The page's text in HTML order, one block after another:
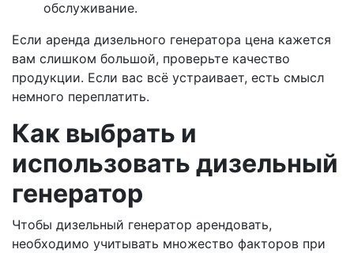
обслуживание.
Если аренда дизельного генератора цена кажется
вам слишком большой, проверьте качество
продукции. Если вас всё устраивает, есть смысл
немного переплатить.
Как выбрать и
использовать дизельный
генератор
Чтобы дизельный генератор арендовать,
необходимо учитывать множество факторов при